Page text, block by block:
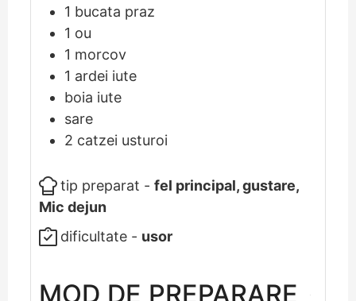
1 bucata praz
1 ou
1 morcov
1 ardei iute
boia iute
sare
2 catzei usturoi
tip preparat -fel principal, gustare,
Mic dejun
dificultate - usor
MOD DE PREPARARE